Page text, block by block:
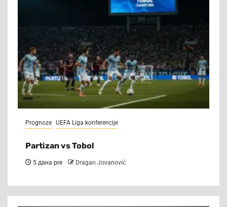
Prognoze UEFA Liga konferencije
Partizan vs Tobol
5 дана pre Dragan Jovanović